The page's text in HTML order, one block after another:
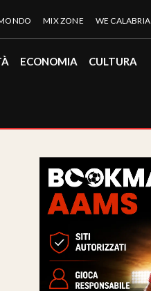
MIX ZONE WE CALABRIA
ECONOMIA CULTURA